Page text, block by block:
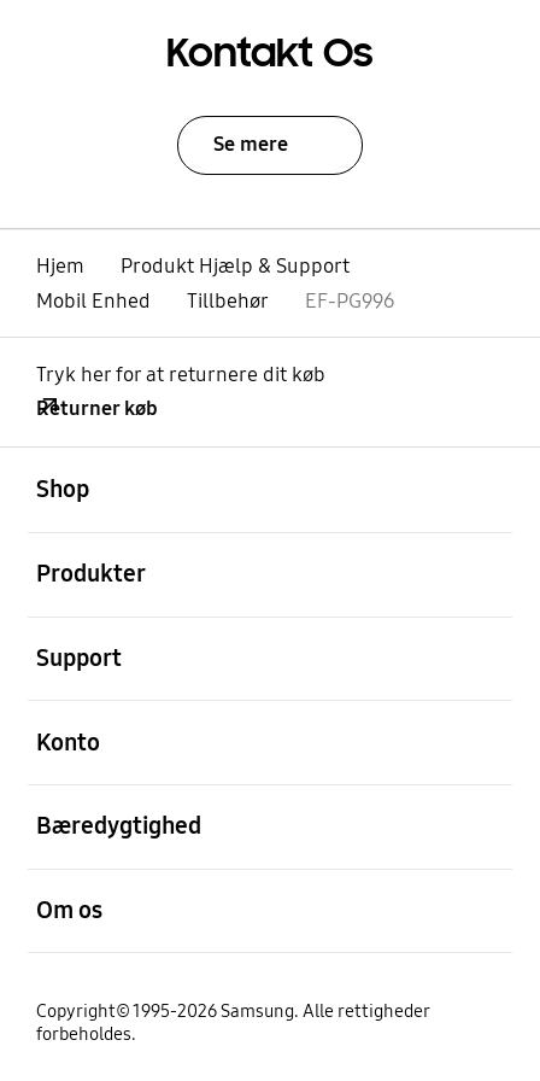
Kontakt Os
Se mere
Hjem
Produkt Hjælp & Support
Mobil Enhed
Tillbehør EF-PG996
Tryk her for at returnere dit køb
Returner køb
Shop
Produkter
Support
Konto
Bæredygtighed
Om os
Copyright© 1995-2026 Samsung. Alle rettigheder
forbeholdes.